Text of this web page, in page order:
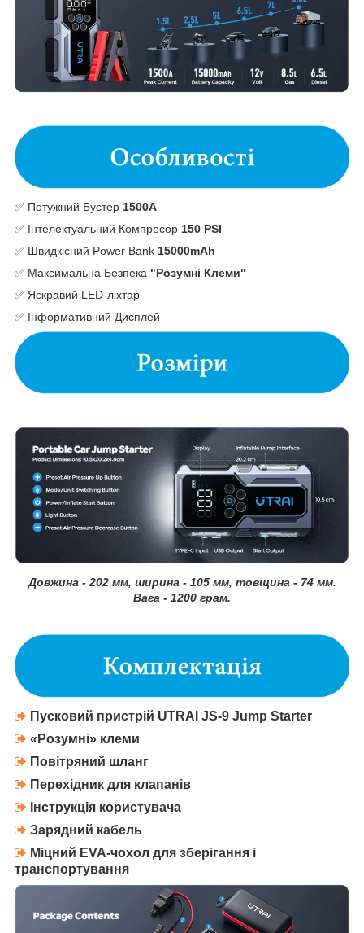
✅ Потужний Бустер 1500А
✅ Інтелектуальний Компресор 150 PSI
✅ Швидкісний Power Bank 15000mAh
✅ Максимальна Безпека "Розумні Клеми"
✅ Яскравий LED-ліхтар
✅ Інформативний Дисплей
Довжина - 202 мм, ширина - 105 мм, товщина - 74 мм.
Вага - 1200 грам.
Пусковий пристрій UTRAI JS-9 Jump Starter
«Розумні» клеми
Повітряний шланг
Перехідник для клапанів
Інструкція користувача
Зарядний кабель
Міцний EVA-чохол для зберігання і
транспортування